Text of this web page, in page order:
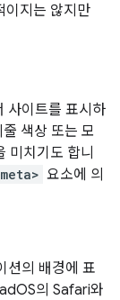
이지는 않지만
사이트를 표시하
색상 또는 모
미치기도 합니
요소에 의
션의 배경에 표
의 Safari와